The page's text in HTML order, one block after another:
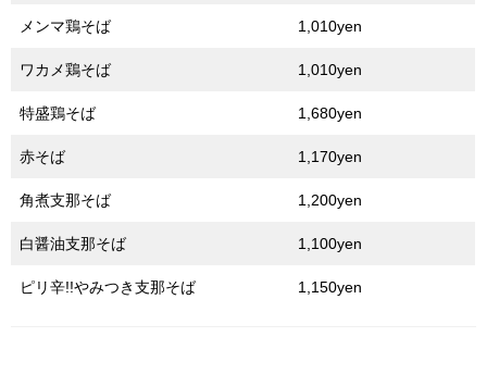
メンマ鶏そば 1,010yen
ワカメ鶏そば 1,010yen
特盛鶏そば 1,680yen
赤そば 1,170yen
角煮支那そば 1,200yen
白醤油支那そば 1,100yen
ピリ辛!!やみつき支那そば 1,150yen